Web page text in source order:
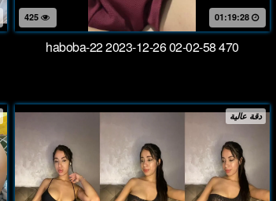
425 01:19:28
haboba-22 2023-12-26 02-02-58 470
دقة عالية